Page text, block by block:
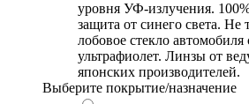
уровня УФ-излучения.
защита от синего света.
лобовое стекло автомобиля
ультрафиолет. Линзы от
японских производителей.
Выберите покрытие/назначение